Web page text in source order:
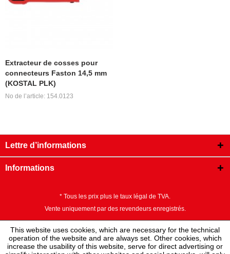
Extracteur de cosses pour
connecteurs Faston 14,5 mm
(KOSTAL PLK)
No de l’article: 154.0123
Lettre d’informations
Informations
* Tous les prix plus le taux légal de TVA.
Vente uniquement par des revendeurs enregistrés.
This website uses cookies, which are necessary for the technical
operation of the website and are always set. Other cookies, which
increase the usability of this website, serve for direct advertising or